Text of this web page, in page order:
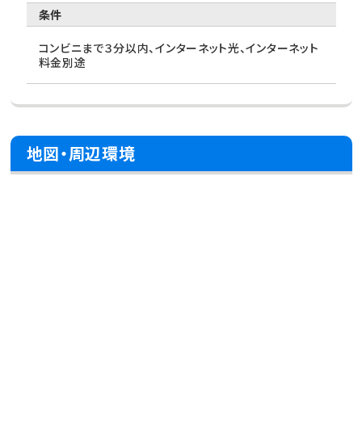
条件
コンビニまで３分以内、インターネット光、インターネット
料金別途
地図・周辺環境